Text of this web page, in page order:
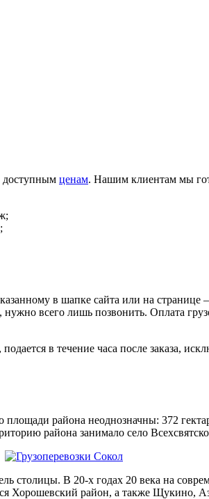
доступным ценам. Нашим клиентам мы
в шапке сайта или на странице –
всего лишь позвонить. Оплата
в течение часа после заказа,
района неоднозначны: 372
района занимало село
столицы. В 20-х годах 20 века на
Хорошевский район, а также Щукино,